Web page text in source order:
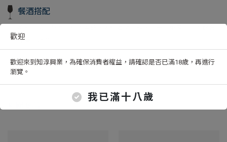
歡迎
歡迎來到知淳興業，為確保消費者權益，請確認是否已滿18歲，再進行
瀏覽。
我已滿十八歲
餐酒搭配
完美的結合